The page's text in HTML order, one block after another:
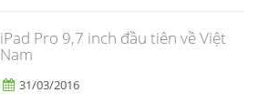
iPad Pro 9,7 inch đầu tiên về Việt
Nam
31/03/2016